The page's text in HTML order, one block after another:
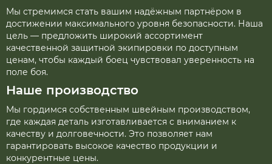
Мы стремимся стать вашим надёжным партнёром в
достижении максимального уровня безопасности. Наша
цель — предложить широкий ассортимент
качественной защитной экипировки по доступным
ценам, чтобы каждый боец чувствовал уверенность на
поле боя.
Наше производство
Мы гордимся собственным швейным производством,
где каждая деталь изготавливается с вниманием к
качеству и долговечности. Это позволяет нам
гарантировать высокое качество продукции и
конкурентные цены.